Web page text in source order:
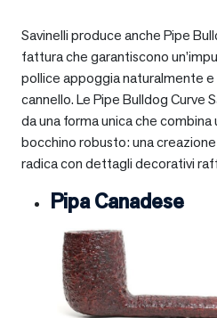
Savinelli produce anche Pipe
fattura che garantiscono
pollice appoggia naturalmente
cannello. Le Pipe Bulldog Curve
da una forma unica che
bocchino robusto: una
radica con dettagli decorativi
Pipa Canadese